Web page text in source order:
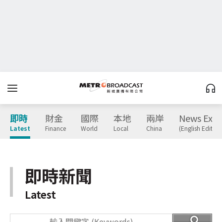
即時
Latest
財金
Finance
國際
World
本地
Local
兩岸
China
News
(English
即時新聞
Latest